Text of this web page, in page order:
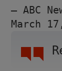
— ABC
March